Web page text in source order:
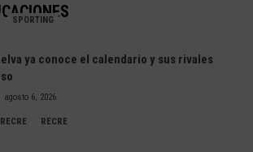
SPORTING
ya conoce el calendario y sus rivales
agosto 6, 2026
RECRE